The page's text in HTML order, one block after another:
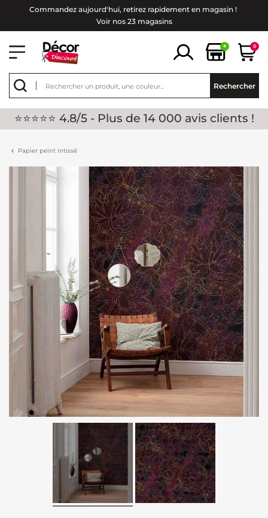
Commandez aujourd'hui, retirez rapidement en magasin !
Voir nos 23 magasins
+ 0
Rechercher
⭐⭐⭐⭐⭐ 4.8/5 - Plus de 14 000 avis clients !
Papier peint intissé